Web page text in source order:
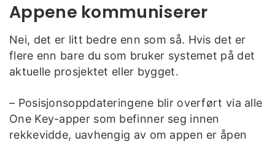
Appene kommuniserer
Nei, det er litt bedre enn som så. Hvis det er
flere enn bare du som bruker systemet på det
aktuelle prosjektet eller bygget.
– Posisjonsoppdateringene blir overført via alle
One Key-apper som befinner seg innen
rekkevidde, uavhengig av om appen er åpen